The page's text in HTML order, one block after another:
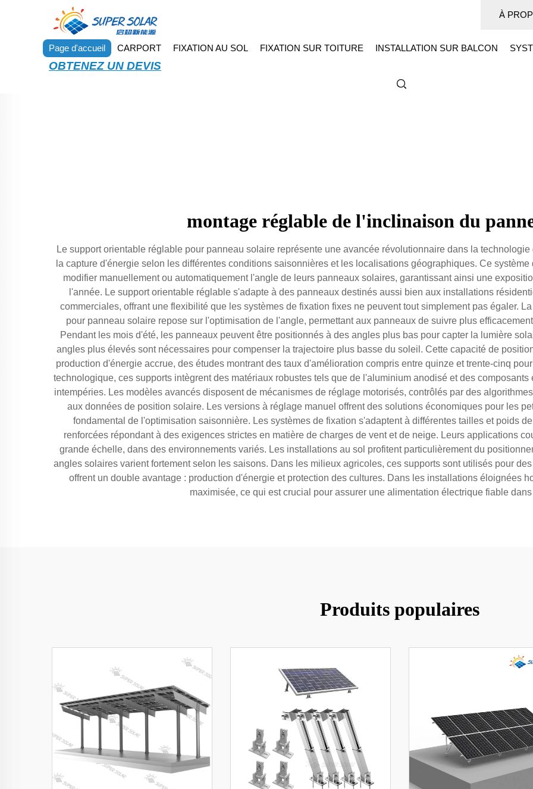
À
Page d'accueil CARPORT FIXATION AU SOL FIXATION SUR TOITURE INSTALLATION SUR BALCON
OBTENEZ UN DEVIS
montage réglable de l'inclinaison du
Le support orientable réglable pour panneau solaire représente une avancée révolutionnaire dans la
la capture d'énergie selon les différentes conditions saisonnières et les localisations géographiques. Ce
modifier manuellement ou automatiquement l'angle de leurs panneaux solaires, garantissant ainsi une
l'année. Le support orientable réglable s'adapte à des panneaux destinés aussi bien aux installations
commerciales, offrant une flexibilité que les systèmes de fixation fixes ne peuvent tout simplement pas égaler.
pour panneau solaire repose sur l'optimisation de l'angle, permettant aux panneaux de suivre plus
Pendant les mois d'été, les panneaux peuvent être positionnés à des angles plus bas pour capter la lumière
angles plus élevés sont nécessaires pour compenser la trajectoire plus basse du soleil. Cette capacité de
production d'énergie accrue, des études montrant des taux d'amélioration compris entre quinze et trente-cinq
technologique, ces supports intègrent des matériaux robustes tels que de l'aluminium anodisé et des
intempéries. Les modèles avancés disposent de mécanismes de réglage motorisés, contrôlés par des
aux données de position solaire. Les versions à réglage manuel offrent des solutions économiques pour les
fondamental de l'optimisation saisonnière. Les systèmes de fixation s'adaptent à différentes tailles et poids
renforcées répondant à des exigences strictes en matière de charges de vent et de neige. Leurs applications
grande échelle, dans des environnements variés. Les installations au sol profitent particulièrement du
angles solaires varient fortement selon les saisons. Dans les milieux agricoles, ces supports sont utilisés pour
offrent un double avantage : production d'énergie et protection des cultures. Dans les installations éloignées
maximisée, ce qui est crucial pour assurer une alimentation électrique fiable
Produits populaires